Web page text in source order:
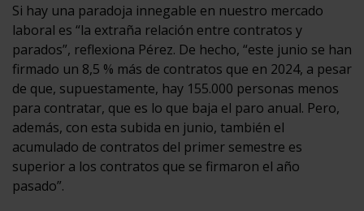
Si hay una paradoja innegable en nuestro mercado
laboral es “la extraña relación entre contratos y
parados”, reflexiona Pérez. De hecho, “este junio se han
firmado un 8,5 % más de contratos que en 2024, a pesar
de que, supuestamente, hay 155.000 personas menos
para contratar, que es lo que baja el paro anual. Pero,
además, con esta subida en junio, también el
acumulado de contratos del primer semestre es
superior a los contratos que se firmaron el año
pasado”.